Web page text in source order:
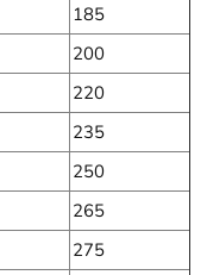
185
200
220
235
250
265
275